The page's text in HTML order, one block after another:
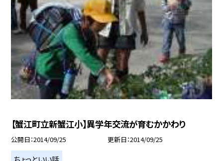
【蟹江町立新蟹江小】異学年交流が育むかかわり
公開日 2014/09/25 更新日 2014/09/25